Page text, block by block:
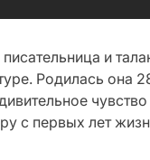
и
Родилась она
с первых лет